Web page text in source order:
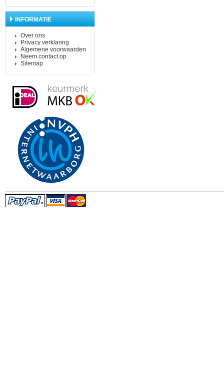
INFORMATIE
Over ons
Privacy verklaring
Algemene voorwaarden
Neem contact op
Sitemap